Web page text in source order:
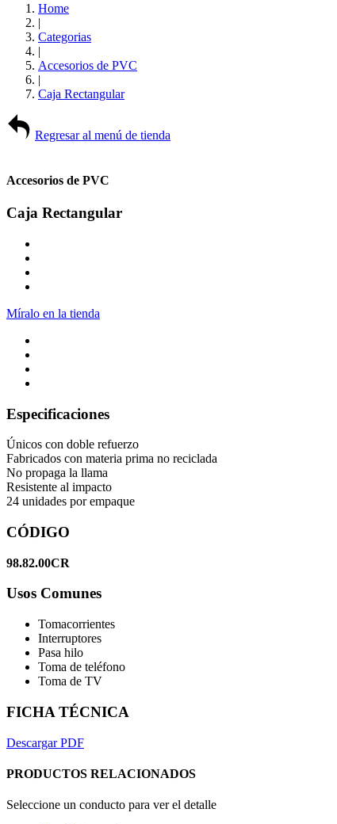
Home
|
Categorias
|
Accesorios de PVC
|
Caja Rectangular
Regresar al menú de tienda
Accesorios de PVC
Caja Rectangular
Míralo en la tienda
Especificaciones
Únicos con doble refuerzo
Fabricados con materia prima no reciclada
No propaga la llama
Resistente al impacto
24 unidades por empaque
CÓDIGO
98.82.00CR
Usos Comunes
Tomacorrientes
Interruptores
Pasa hilo
Toma de teléfono
Toma de TV
FICHA TÉCNICA
Descargar PDF
PRODUCTOS RELACIONADOS
Seleccione un conducto para ver el detalle